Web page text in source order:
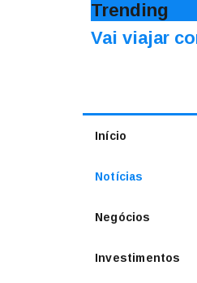
Trending
Vai viajar
Início
Notícias
Negócios
Investimentos